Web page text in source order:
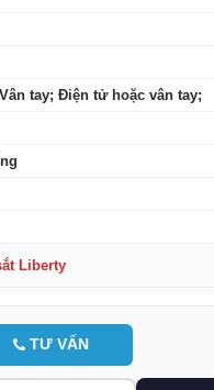
tay; Điện tử hoặc vân tay;
Liberty
TƯ VẤN